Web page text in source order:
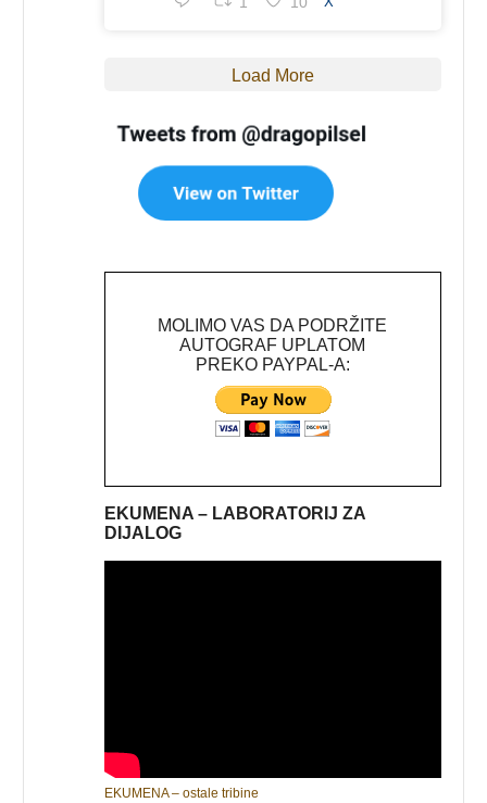
Load More
MOLIMO VAS DA PODRŽITE
AUTOGRAF UPLATOM
PREKO PAYPAL-A:
EKUMENA – LABORATORIJ ZA
DIJALOG
EKUMENA – ostale tribine